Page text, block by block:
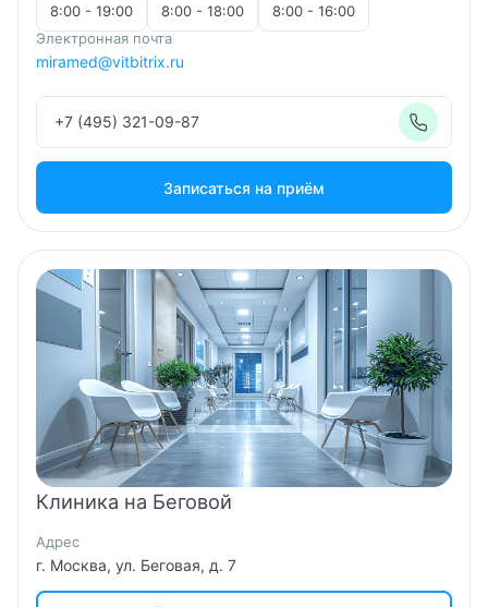
8:00 - 19:00 8:00 - 18:00
8:00 - 16:00
Электронная почта
miramed@vitbitrix.ru
+7 (495) 321-09-87
Записаться на приём
Клиника на Беговой
Адрес
г. Москва, ул. Беговая, д. 7